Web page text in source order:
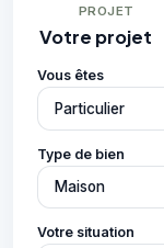
PROJET
Votre projet
Vous êtes
Type de bien
Votre situation